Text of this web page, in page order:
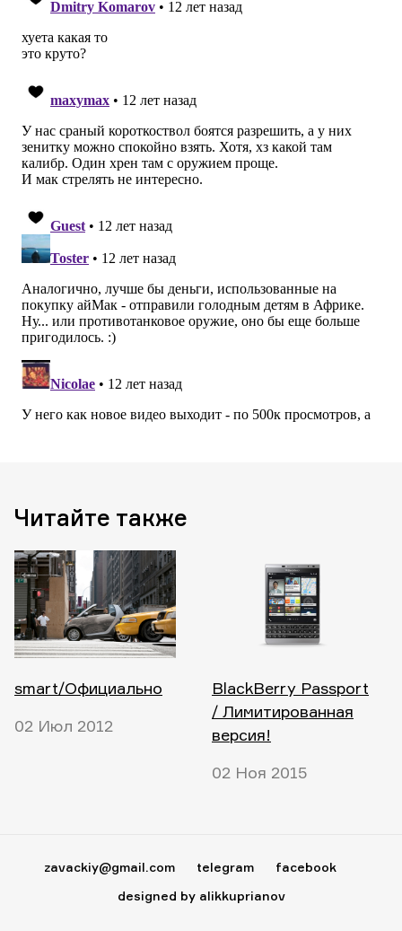
Читайте также
smart/Официально
02 Июл 2012
BlackBerry Passport
/ Лимитированная
версия!
02 Ноя 2015
zavackiy@gmail.com telegram
facebook
designed by alikkuprianov